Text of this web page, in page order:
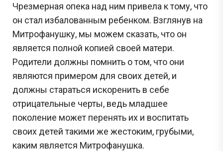
Чрезмерная опека над ним привела к тому, что
он стал избалованным ребенком. Взглянув на
Митрофанушку, мы можем сказать, что он
является полной копией своей матери.
Родители должны помнить о том, что они
являются примером для своих детей, и
должны стараться искоренить в себе
отрицательные черты, ведь младшее
поколение может перенять их и воспитать
своих детей такими же жестоким, грубыми,
каким является Митрофанушка.